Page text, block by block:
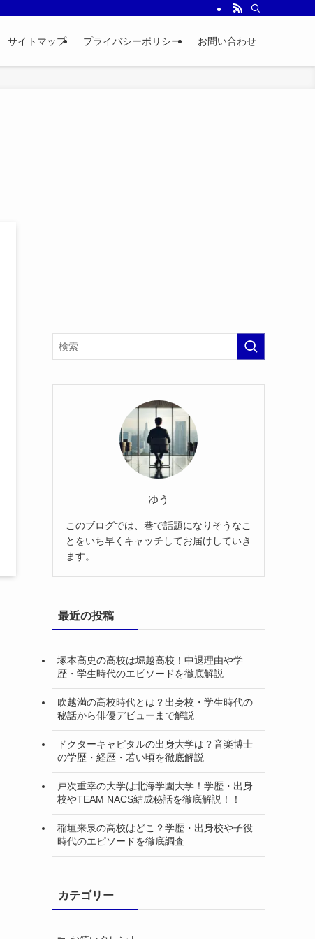
サイトマップ プライバシーポリシー お問い合わせ
ゆう
このブログでは、巷で話題になりそうなこ
とをいち早くキャッチしてお届けしていき
ます。
最近の投稿
塚本高史の高校は堀越高校！中退理由や学
歴・学生時代のエピソードを徹底解説
吹越満の高校時代とは？出身校・学生時代の
秘話から俳優デビューまで解説
ドクターキャピタルの出身大学は？音楽博士
の学歴・経歴・若い頃を徹底解説
戸次重幸の大学は北海学園大学！学歴・出身
校やTEAM NACS結成秘話を徹底解説！！
稲垣来泉の高校はどこ？学歴・出身校や子役
時代のエピソードを徹底調査
カテゴリー